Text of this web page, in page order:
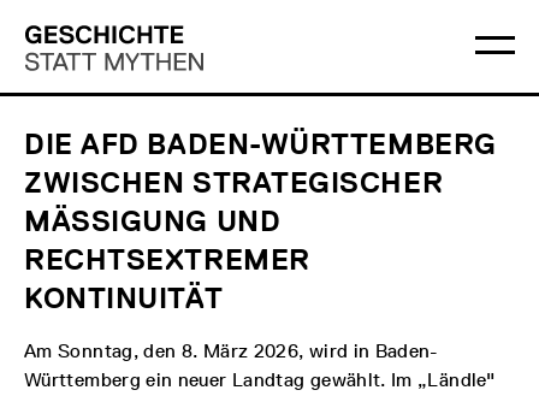
zum
Inhalt
Geschichte
Statt
Mythen
DIE AFD BADEN-WÜRTTEMBERG
ZWISCHEN STRATEGISCHER
MÄSSIGUNG UND R
ECHTSEXTREMER K
ONTINUITÄT
Am Sonntag, den 8. März 2026, wird in Baden-
Württemberg ein neuer Landtag gewählt. Im „Ländle"